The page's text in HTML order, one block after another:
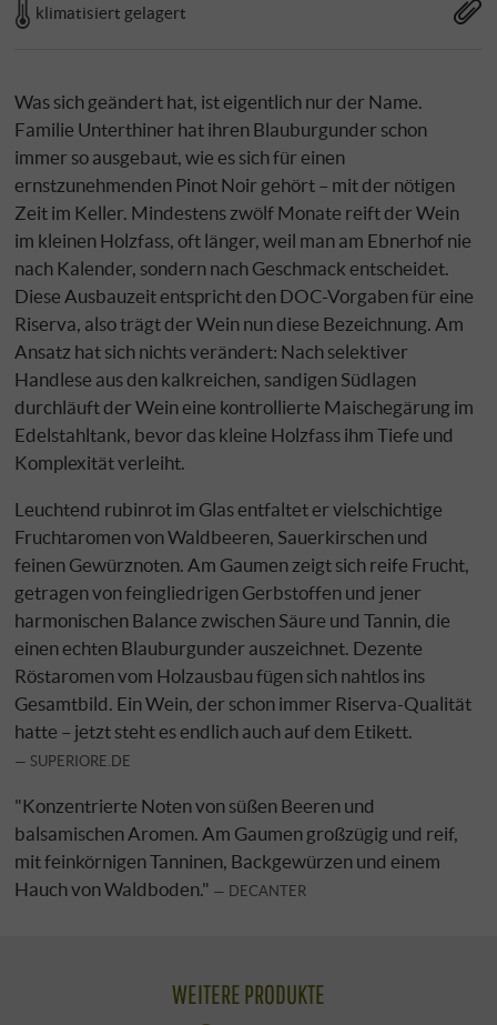
klimatisiert gelagert
Was sich geändert hat, ist eigentlich nur der Name.
Familie Unterthiner hat ihren Blauburgunder schon
immer so ausgebaut, wie es sich für einen
ernstzunehmenden Pinot Noir gehört – mit der nötigen
Zeit im Keller. Mindestens zwölf Monate reift der Wein
im kleinen Holzfass, oft länger, weil man am Ebnerhof nie
nach Kalender, sondern nach Geschmack entscheidet.
Diese Ausbauzeit entspricht den DOC-Vorgaben für eine
Riserva, also trägt der Wein nun diese Bezeichnung. Am
Ansatz hat sich nichts verändert: Nach selektiver
Handlese aus den kalkreichen, sandigen Südlagen
durchläuft der Wein eine kontrollierte Maischegärung im
Edelstahltank, bevor das kleine Holzfass ihm Tiefe und
Komplexität verleiht.
Leuchtend rubinrot im Glas entfaltet er vielschichtige
Fruchtaromen von Waldbeeren, Sauerkirschen und
feinen Gewürznoten. Am Gaumen zeigt sich reife Frucht,
getragen von feingliedrigen Gerbstoffen und jener
harmonischen Balance zwischen Säure und Tannin, die
einen echten Blauburgunder auszeichnet. Dezente
Röstaromen vom Holzausbau fügen sich nahtlos ins
Gesamtbild. Ein Wein, der schon immer Riserva-Qualität
hatte – jetzt steht es endlich auch auf dem Etikett.
SUPERIORE.DE
"Konzentrierte Noten von süßen Beeren und
balsamischen Aromen. Am Gaumen großzügig und reif,
mit feinkörnigen Tanninen, Backgewürzen und einem
Hauch von Waldboden."
DECANTER
WEITERE PRODUKTE